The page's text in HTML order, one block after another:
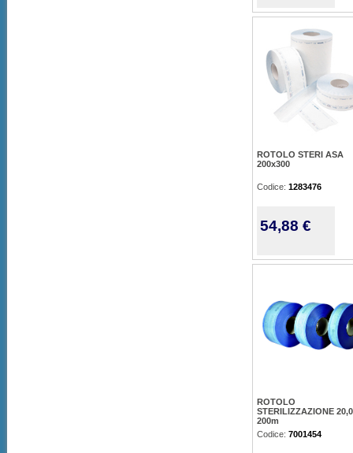
ROTOLO STERI ASA
200x300
Codice: 1283476
54,88 €
ROTOLO
STERILIZZAZIONE
200m
Codice: 7001454